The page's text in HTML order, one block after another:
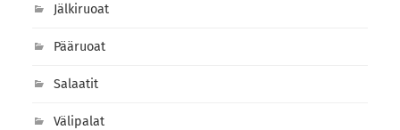
Jälkiruoat
Pääruoat
Salaatit
Välipalat